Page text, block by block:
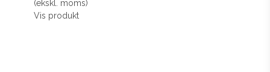
(ekskl. moms)
Vis produkt